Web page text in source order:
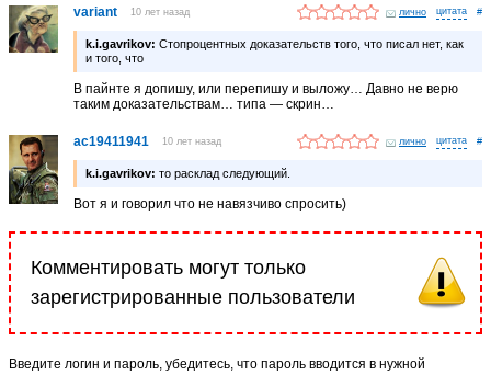
variant 10 лет назад лично #
k.i.gavrikov: Стопроцентных доказательств того, что писал нет, как
и того, что
В пайнте я допишу, или перепишу и выложу… Давно не верю
таким доказательствам… типа — скрин…
ac19411941 10 лет назад лично #
k.i.gavrikov: то расклад следующий.
Вот я и говорил что не навязчиво спросить)
Комментировать могут только
зарегистрированные пользователи
Введите логин и пароль, убедитесь, что пароль вводится в нужной